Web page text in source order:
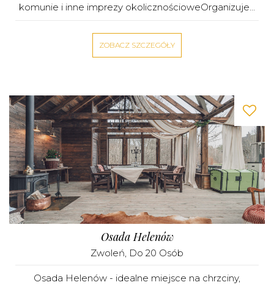
komunie i inne imprezy okolicznościoweOrganizuje...
ZOBACZ SZCZEGÓŁY
Osada Helenów
Zwoleń, Do 20 Osób
Osada Helenów - idealne miejsce na chrzciny,